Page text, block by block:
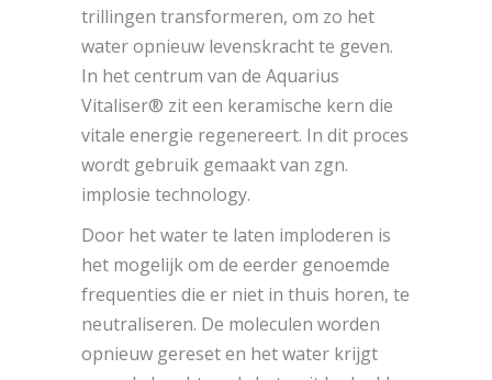
trillingen transformeren, om zo het
water opnieuw levenskracht te geven.
In het centrum van de Aquarius
Vitaliser® zit een keramische kern die
vitale energie regenereert. In dit proces
wordt gebruik gemaakt van zgn.
implosie technology.
Door het water te laten imploderen is
het mogelijk om de eerder genoemde
frequenties die er niet in thuis horen, te
neutraliseren. De moleculen worden
opnieuw gereset en het water krijgt